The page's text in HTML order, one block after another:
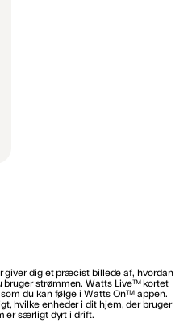
giver dig et præcist billede af, hvordan
bruger strømmen. Watts Live™ kortet
du kan følge i Watts On™ appen.
hvilke enheder i dit hjem, der bruger
er særligt dyrt i drift.